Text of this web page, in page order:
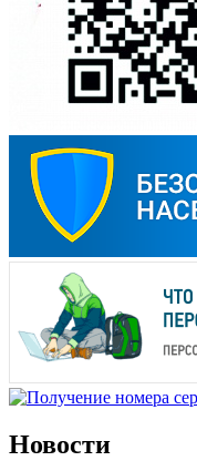
Новости